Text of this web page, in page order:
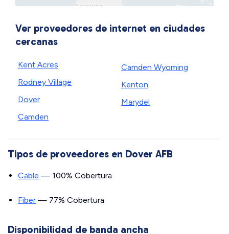
Ver proveedores de internet en ciudades
cercanas
Kent Acres
Rodney Village
Dover
Camden
Camden Wyoming
Kenton
Marydel
Tipos de proveedores en Dover AFB
Cable — 100% Cobertura
Fiber — 77% Cobertura
Disponibilidad de banda ancha